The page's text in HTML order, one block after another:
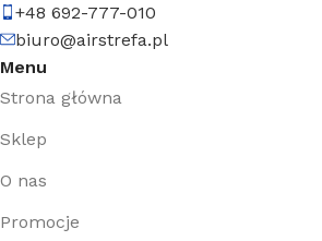
+48 692-777-010
biuro@airstrefa.pl
Menu
Strona główna
Sklep
O nas
Promocje